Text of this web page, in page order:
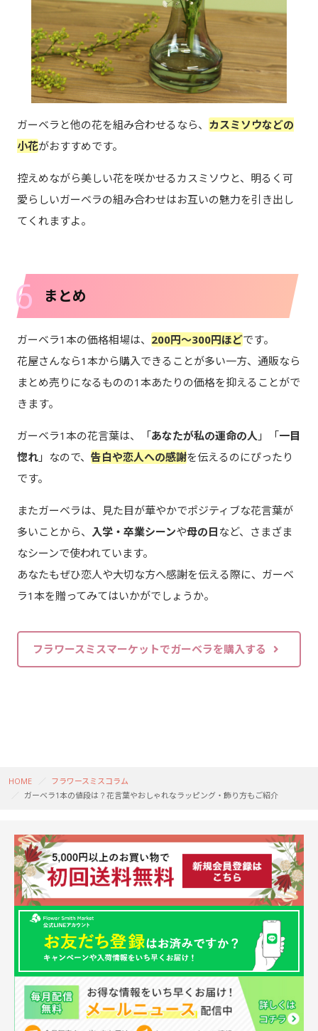
ガーベラと他の花を組み合わせるなら、 カスミソウなどの
小花がおすすめです。
控えめながら美しい花を咲かせるカスミソウと、明るく可
愛らしいガーベラの組み合わせはお互いの魅力を引き出し
てくれますよ。
6 まとめ
ガーベラ1本の価格相場は、 200円～300円ほどです。
花屋さんなら1本から購入できることが多い一方、通販なら
まとめ売りになるものの1本あたりの価格を抑えることがで
きます。
ガーベラ1本の花言葉は、「あなたが私の運命の人」「一目
惚れ」なので、 告白や恋人への感謝を伝えるのにぴったり
です。
またガーベラは、見た目が華やかでポジティブな花言葉が
多いことから、 入学・卒業シーンや母の日 など、さまざま
なシーンで使われています。
あなたもぜひ恋人や大切な方へ感謝を伝える際に、ガーベ
ラ1本を贈ってみてはいかがでしょうか。
フラワースミスマーケットでガーベラを購入する
HOME
フラワースミスコラム
ガーベラ1本の値段は？花言葉やおしゃれなラッピング・飾り方もご紹介